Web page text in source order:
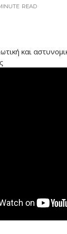
READ
και